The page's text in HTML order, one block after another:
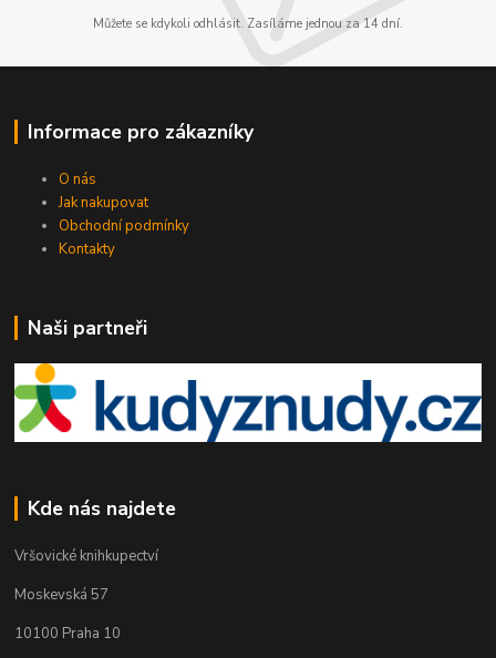
Můžete se kdykoli odhlásit. Zasíláme jednou za 14 dní.
Informace pro zákazníky
O nás
Jak nakupovat
Obchodní podmínky
Kontakty
Naši partneři
Kde nás najdete
Vršovické knihkupectví
Moskevská 57
10100 Praha 10